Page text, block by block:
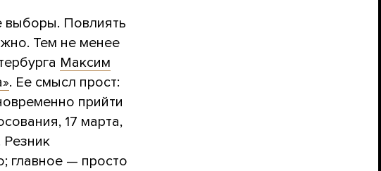
выборы. Повлиять
Тем не менее
Максим
. Ее смысл прост:
прийти
17 марта,
Резник
главное — просто